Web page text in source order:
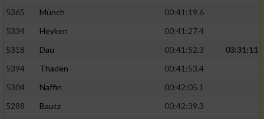
5365 Münch
00:41:19.6
5334
Heyken
00:41:27.4
5318
Dau 00:41:52.3
03:31:11
5394
Thaden
00:41:53.4
5304
Naffin
00:42:05.1
5288
Bautz
00:42:39.3